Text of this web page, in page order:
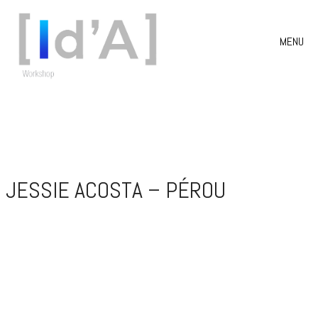
MENU
JESSIE ACOSTA – PÉROU